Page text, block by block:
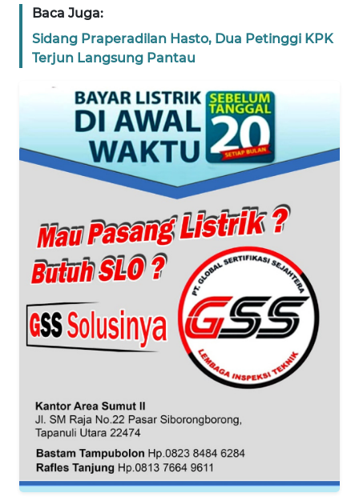
Baca Juga:
Sidang Praperadilan Hasto, Dua Petinggi KPK
Terjun Langsung Pantau
WN
SUMUT
JAKARTA
JABAR
WN
NTT
WN
KEPRI
WN
PAPUA
BARAT